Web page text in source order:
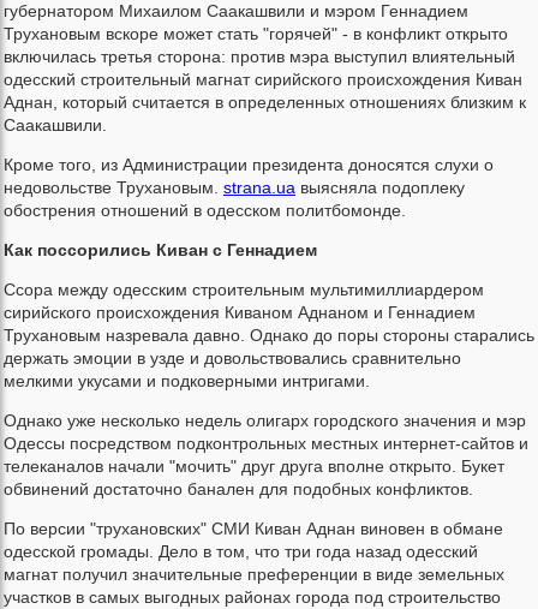
губернатором Михаилом Саакашвили и мэром Геннадием
Трухановым вскоре может стать "горячей" - в конфликт открыто
включилась третья сторона: против мэра выступил влиятельный
одесский строительный магнат сирийского происхождения Киван
Аднан, который считается в определенных отношениях близким к
Саакашвили.
Кроме того, из Администрации президента доносятся слухи о
недовольстве Трухановым. strana.ua выясняла подоплеку
обострения отношений в одесском политбомонде.
Как поссорились Киван с Геннадием
Ссора между одесским строительным мультимиллиардером
сирийского происхождения Киваном Аднаном и Геннадием
Трухановым назревала давно. Однако до поры стороны старались
держать эмоции в узде и довольствовались сравнительно
мелкими укусами и подковерными интригами.
Однако уже несколько недель олигарх городского значения и мэр
Одессы посредством подконтрольных местных интернет-сайтов и
телеканалов начали "мочить" друг друга вполне открыто. Букет
обвинений достаточно банален для подобных конфликтов.
По версии "трухановских" СМИ Киван Аднан виновен в обмане
одесской громады. Дело в том, что три года назад одесский
магнат получил значительные преференции в виде земельных
участков в самых выгодных районах города под строительство